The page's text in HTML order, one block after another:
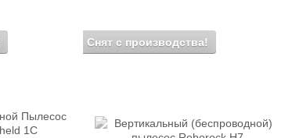
Снят с производства!